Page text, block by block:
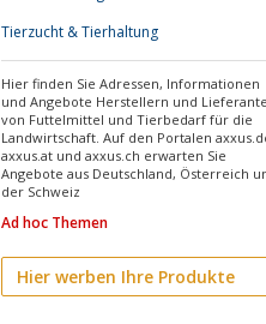
Tierzucht & Tierhaltung
Hier finden Sie Adressen, Informationen
und Angebote Herstellern und
von Futtelmittel und Tierbedarf für die
Landwirtschaft. Auf den Portalen
axxus.at und axxus.ch erwarten Sie
Angebote aus Deutschland, Österreich
der Schweiz
Ad hoc Themen
Hier werben Ihre Produkte